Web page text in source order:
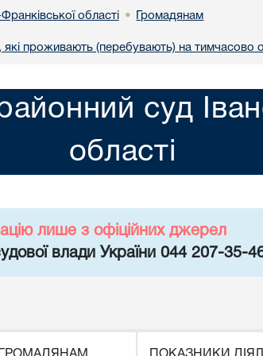
області • Громадянам
проживають (перебувають) на тимчасово
суд
області
лише з офіційних джерел
влади України 044 207-35-